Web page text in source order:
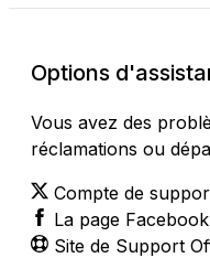
Options
Vous avez des
réclamations ou
Compte de
La page Facebook
Site de Support